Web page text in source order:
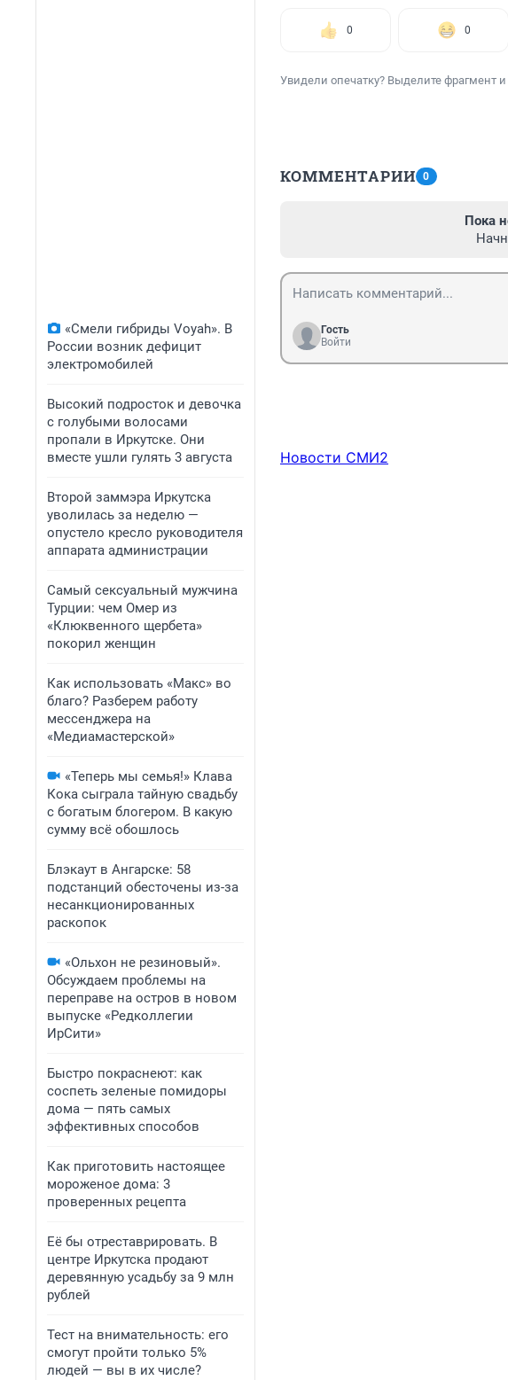
«Смели гибриды Voyah». В
России возник дефицит
электромобилей
Высокий подросток и девочка
с голубыми волосами
пропали в Иркутске. Они
вместе ушли гулять 3 августа
Второй заммэра Иркутска
уволилась за неделю —
опустело кресло руководителя
аппарата администрации
Самый сексуальный мужчина
Турции: чем Омер из
«Клюквенного щербета»
покорил женщин
Как использовать «Макс» во
благо? Разберем работу
мессенджера на
«Медиамастерской»
«Теперь мы семья!» Клава
Кока сыграла тайную свадьбу
с богатым блогером. В какую
сумму всё обошлось
Блэкаут в Ангарске: 58
подстанций обесточены из-за
несанкционированных
раскопок
«Ольхон не резиновый».
Обсуждаем проблемы на
переправе на остров в новом
выпуске «Редколлегии
ИрСити»
Быстро покраснеют: как
соспеть зеленые помидоры
дома — пять самых
эффективных способов
Как приготовить настоящее
мороженое дома: 3
проверенных рецепта
Её бы отреставрировать. В
центре Иркутска продают
деревянную усадьбу за 9 млн
рублей
Тест на внимательность: его
смогут пройти только 5%
людей — вы в их числе?
0 0
Увидели опечатку? Выделите фрагмент
КОММЕНТАРИИ 0
Пока
Гость
Войти
Новости СМИ2